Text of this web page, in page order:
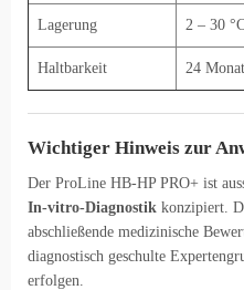
Lagerung 2 – 30
Haltbarkeit 24
Wichtiger Hinweis zur
Der ProLine HB-HP PRO+ ist
In-vitro-Diagnostik konzipiert.
abschließende medizinische
diagnostisch geschulte
erfolgen.